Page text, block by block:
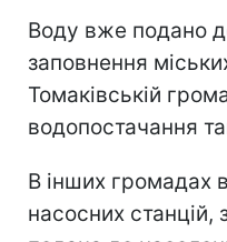
Воду вже подано
заповнення
Томаківській
водопостачання
В інших громадах
насосних станцій,